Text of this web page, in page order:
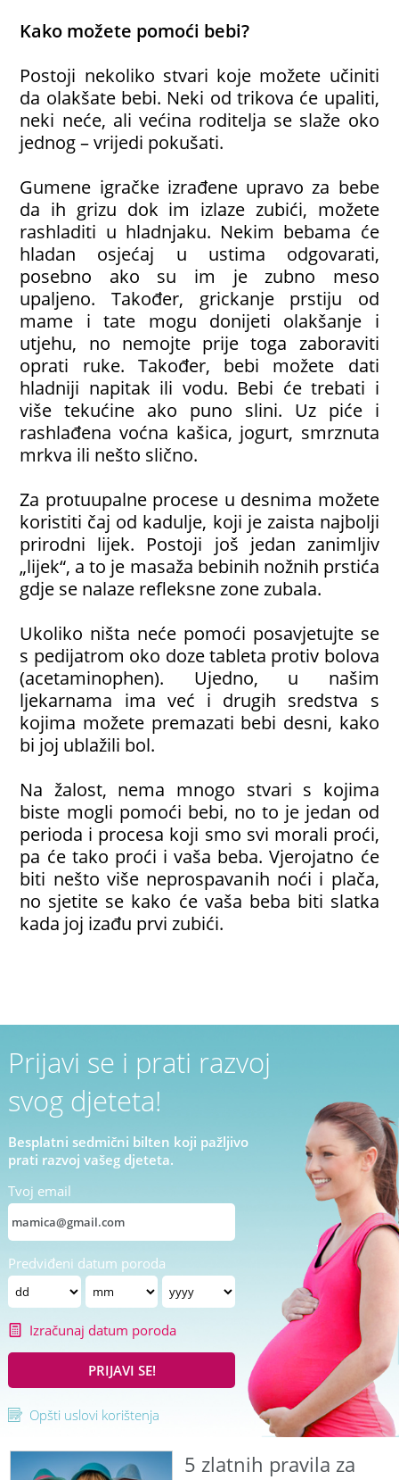
Kako možete pomoći bebi?
Postoji nekoliko stvari koje možete učiniti
da olakšate bebi. Neki od trikova će upaliti,
neki neće, ali većina roditelja se slaže oko
jednog – vrijedi pokušati.
Gumene igračke izrađene upravo za bebe
da ih grizu dok im izlaze zubići, možete
rashladiti u hladnjaku. Nekim bebama će
hladan osjećaj u ustima odgovarati,
posebno ako su im je zubno meso
upaljeno. Također, grickanje prstiju od
mame i tate mogu donijeti olakšanje i
utjehu, no nemojte prije toga zaboraviti
oprati ruke. Također, bebi možete dati
hladniji napitak ili vodu. Bebi će trebati i
više tekućine ako puno slini. Uz piće i
rashlađena voćna kašica, jogurt, smrznuta
mrkva ili nešto slično.
Za protuupalne procese u desnima možete
koristiti čaj od kadulje, koji je zaista najbolji
prirodni lijek. Postoji još jedan zanimljiv
„lijek“, a to je masaža bebinih nožnih prstića
gdje se nalaze refleksne zone zubala.
Ukoliko ništa neće pomoći posavjetujte se
s pedijatrom oko doze tableta protiv bolova
(acetaminophen). Ujedno, u našim
ljekarnama ima već i drugih sredstva s
kojima možete premazati bebi desni, kako
bi joj ublažili bol.
Na žalost, nema mnogo stvari s kojima
biste mogli pomoći bebi, no to je jedan od
perioda i procesa koji smo svi morali proći,
pa će tako proći i vaša beba. Vjerojatno će
biti nešto više neprospavanih noći i plača,
no sjetite se kako će vaša beba biti slatka
kada joj izađu prvi zubići.
Prijavi se i prati razvoj
svog djeteta!
Besplatni sedmični bilten koji pažljivo
prati razvoj vašeg djeteta.
Tvoj email
Predviđeni datum poroda
Izračunaj datum poroda
PRIJAVI SE!
Opšti uslovi korištenja
5 zlatnih pravila za